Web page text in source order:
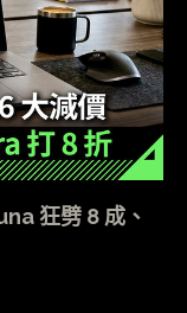
狂劈 8 成、